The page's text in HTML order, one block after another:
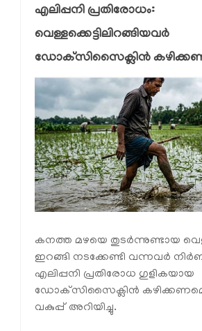
എലിപ്പനി പ്രതിരോധം:
വെള്ളക്കെട്ടിലിറങ്ങിയവർ
ഡോക്‌സിസൈക്ലിൻ
കനത്ത മഴയെ തുടർന്നുണ്ടായ
ഇറങ്ങി നടക്കേണ്ടി വന്നവർ
എലിപ്പനി പ്രതിരോധ ഗുളികയായ
ഡോക്‌സിസൈക്ലിൻ
വകുപ്പ് അറിയിച്ചു.